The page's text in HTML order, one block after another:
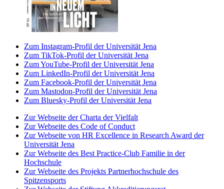
Zum Instagram-Profil der Universität Jena
Zum TikTok-Profil der Universität Jena
Zum YouTube-Profil der Universität Jena
Zum LinkedIn-Profil der Universität Jena
Zum Facebook-Profil der Universität Jena
Zum Mastodon-Profil der Universität Jena
Zum Bluesky-Profil der Universität Jena
Zur Webseite der Charta der Vielfalt
Zur Webseite des Code of Conduct
Zur Webseite von HR Excellence in Research Award der
Universität Jena
Zur Webseite des Best Practice-Club Familie in der
Hochschule
Zur Webseite des Projekts Partnerhochschule des
Spitzensports